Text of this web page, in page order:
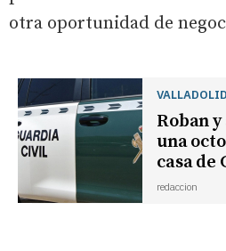
otra oportunidad de
VALLADOLID
Roban
una
casa de
redaccion